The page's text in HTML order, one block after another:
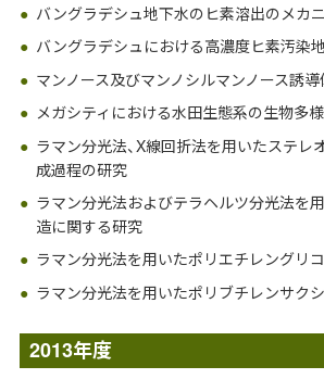
バングラデシュ地下水のヒ素溶出のメカ
バングラデシュにおける高濃度ヒ素汚染
マンノース及びマンノシルマンノース誘
メガシティにおける水田生態系の生物多
ラマン分光法、X線回折法を用いたステ
成過程の研究
ラマン分光法およびテラヘルツ分光法を
造に関する研究
ラマン分光法を用いたポリエチレングリ
ラマン分光法を用いたポリブチレンサク
2013年度